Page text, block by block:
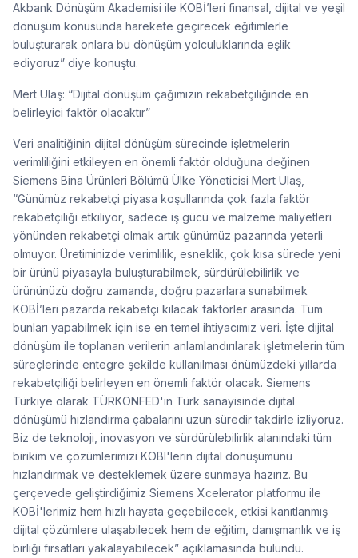
Akbank Dönüşüm Akademisi ile KOBİ’leri finansal, dijital ve yeşil
dönüşüm konusunda harekete geçirecek eğitimlerle
buluşturarak onlara bu dönüşüm yolculuklarında eşlik
ediyoruz” diye konuştu.
Mert Ulaş: “Dijital dönüşüm çağımızın rekabetçiliğinde en
belirleyici faktör olacaktır”
Veri analitiğinin dijital dönüşüm sürecinde işletmelerin
verimliliğini etkileyen en önemli faktör olduğuna değinen
Siemens Bina Ürünleri Bölümü Ülke Yöneticisi Mert Ulaş,
“Günümüz rekabetçi piyasa koşullarında çok fazla faktör
rekabetçiliği etkiliyor, sadece iş gücü ve malzeme maliyetleri
yönünden rekabetçi olmak artık günümüz pazarında yeterli
olmuyor. Üretiminizde verimlilik, esneklik, çok kısa sürede yeni
bir ürünü piyasayla buluşturabilmek, sürdürülebilirlik ve
ürününüzü doğru zamanda, doğru pazarlara sunabilmek
KOBİ’leri pazarda rekabetçi kılacak faktörler arasında. Tüm
bunları yapabilmek için ise en temel ihtiyacımız veri. İşte dijital
dönüşüm ile toplanan verilerin anlamlandırılarak işletmelerin tüm
süreçlerinde entegre şekilde kullanılması önümüzdeki yıllarda
rekabetçiliği belirleyen en önemli faktör olacak. Siemens
Türkiye olarak TÜRKONFED'in Türk sanayisinde dijital
dönüşümü hızlandırma çabalarını uzun süredir takdirle izliyoruz.
Biz de teknoloji, inovasyon ve sürdürülebilirlik alanındaki tüm
birikim ve çözümlerimizi KOBI'lerin dijital dönüşümünü
hızlandırmak ve desteklemek üzere sunmaya hazırız. Bu
çerçevede geliştirdiğimiz Siemens Xcelerator platformu ile
KOBİ'lerimiz hem hızlı hayata geçebilecek, etkisi kanıtlanmış
dijital çözümlere ulaşabilecek hem de eğitim, danışmanlık ve iş
birliği fırsatları yakalayabilecek” açıklamasında bulundu.